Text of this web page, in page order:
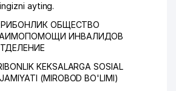
ayting.
ОБЩЕСТВО
ИНВАЛИДОВ
KEKSALARGA SOSIAL
(MIROBOD BO'LIMI)